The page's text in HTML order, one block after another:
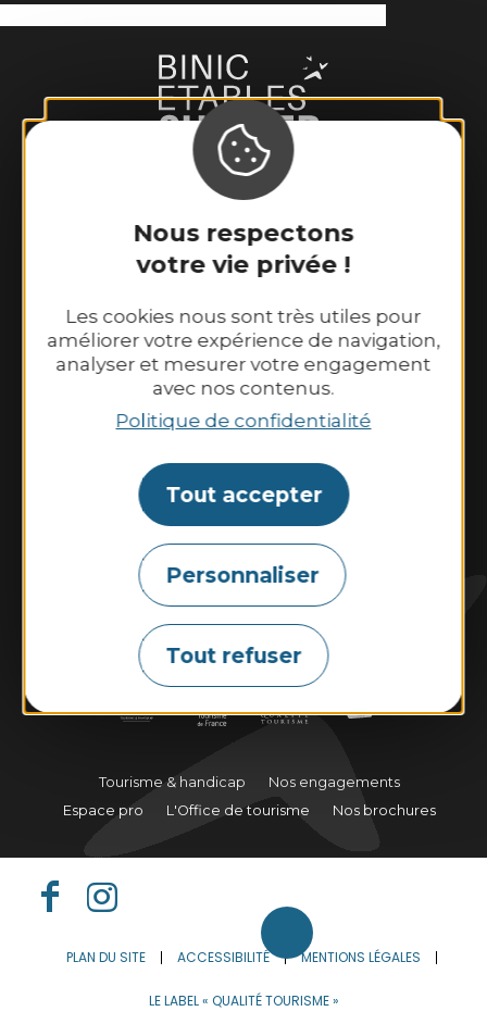
Nous respectons
votre vie privée !
Les cookies nous sont très utiles pour
améliorer votre expérience de navigation,
analyser et mesurer votre engagement
avec nos contenus.
Politique de confidentialité
Tout accepter
Personnaliser
Tout refuser
6 place Le Pomellec
22520 Binic-Etables sur Mer
Tél. 02 96 73 60 12
Nos horaires d’ouverture :
Du lundi au samedi : 9h30–13h00 et
14h00–18h30.
Dimanche et jours fériés : 10h00–13h00 et
Marées Météo Webcams
Tourisme & handicap
Nos engagements
Espace pro
L'Office de tourisme Nos brochures
PLAN DU SITE ACCESSIBILITÉ MENTIONS LÉGALES
LE LABEL « QUALITÉ TOURISME »